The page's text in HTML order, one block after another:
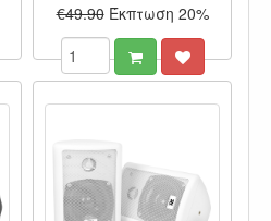
€49.90 Έκπτωση 20%